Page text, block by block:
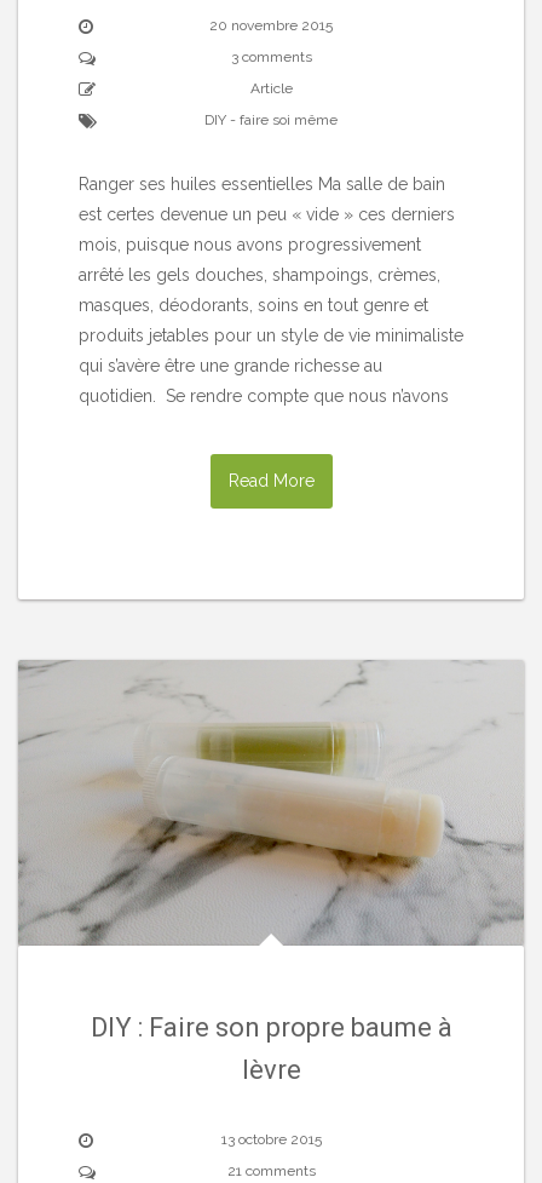
20 novembre 2015
3 comments
Article
DIY - faire soi même
Ranger ses huiles essentielles Ma salle de bain
est certes devenue un peu « vide » ces derniers
mois, puisque nous avons progressivement
arrêté les gels douches, shampoings, crèmes,
masques, déodorants, soins en tout genre et
produits jetables pour un style de vie minimaliste
qui s’avère être une grande richesse au
quotidien. Se rendre compte que nous n’avons
Read More
DIY : Faire son propre baume à
lèvre
13 octobre 2015
21 comments